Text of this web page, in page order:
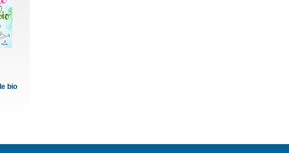
bio